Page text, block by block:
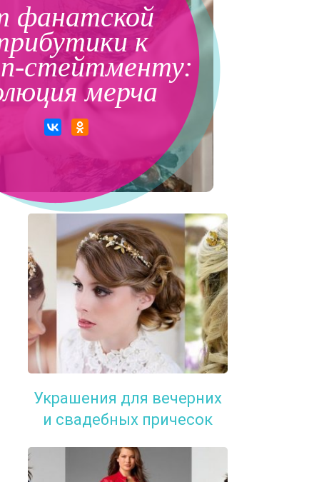
фанатской
к
стейтменту:
мерча
Украшения для вечерних
и свадебных причесок